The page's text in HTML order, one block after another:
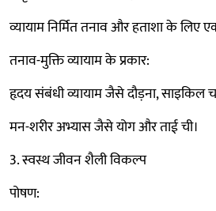
व्यायाम निर्मित तनाव और हताशा के लिए
तनाव-मुक्ति व्यायाम के प्रकार:
हृदय संबंधी व्यायाम जैसे दौड़ना, साइकिल
मन-शरीर अभ्यास जैसे योग और ताई ची।
3. स्वस्थ जीवन शैली विकल्प
पोषण: